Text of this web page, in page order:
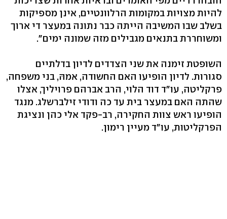
להיות מצויות במקומות הרלוונטיים, אינן מספיקות
בשלב שבו המשיבה הייתה כבר נתונה במעצר די ארוך
ומשוחררת בתנאים מגבילים מזה שמונה ימים".
השופטת זימנה את שני הצדדים לדיון בדלתיים
סגורות. לדיון הופיעו האם החשודה, אמהּ, בני משפחה,
פרקליטה, עו"ד דוד הלוי, הרב אברהם פרויליך, אצלו
שהתה האם במעצר בית עד כה ודודי זילברשלג. מנגד
הופיעו ראש צוות החקירה, רב-פקד אלי כהן ונציגת
הפרקליטות, עו"ד מעיין רימון.